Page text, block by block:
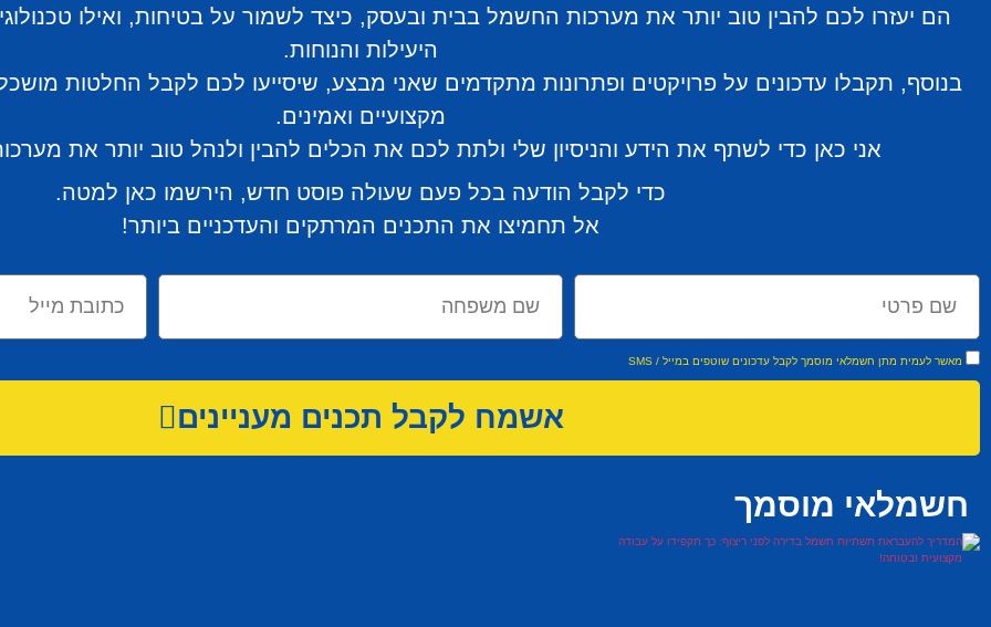
הם יעזרו לכם להבין טוב יותר את מערכות החשמל בבית ובעסק, כיצד לשמור על בטיחות, ואילו
היעילות והנוחות.
בנוסף, תקבלו עדכונים על פרויקטים ופתרונות מתקדמים שאני מבצע, שיסייעו לכם לקבל החלטות
מקצועיים ואמינים.
אני כאן כדי לשתף את הידע והניסיון שלי ולתת לכם את הכלים להבין ולנהל טוב יותר את
כדי לקבל הודעה בכל פעם שעולה פוסט חדש, הירשמו כאן למטה.
אל תחמיצו את התכנים המרתקים והעדכניים ביותר!
מאשר לעמית מתן חשמלאי מוסמך לקבל עדכונים שוטפים במייל / SMS
אשמח לקבל תכנים מעניינים
חשמלאי מוסמך